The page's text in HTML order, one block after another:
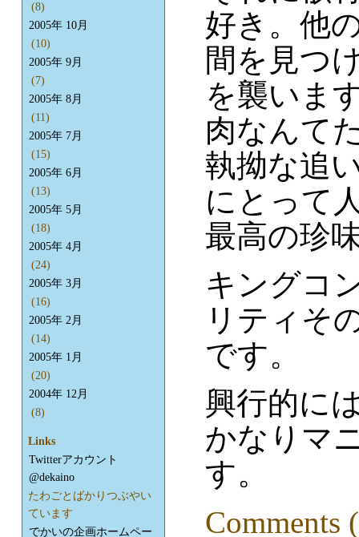
好き。他
間を見つ
を襲いま
肉なんて
執拗な追
にとって
最高の珍
キングコ
リティそ
です。
興行的に
かなりマ
す。
Comments
(8)
2005年 10月
(10)
2005年 9月
(7)
2005年 8月
(11)
2005年 7月
(15)
2005年 6月
(13)
2005年 5月
(18)
2005年 4月
(24)
2005年 3月
(16)
2005年 2月
(14)
2005年 1月
(20)
2004年 12月
(8)
Links
Twitterアカウント
@dekaino
たわごとばかりつぶやい
ています
でかいの企画ホームペー